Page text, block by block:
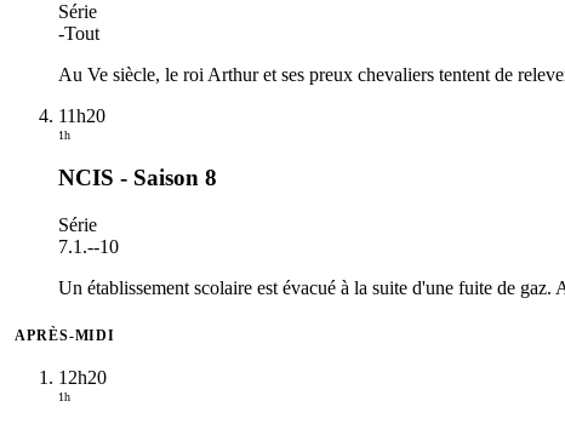
Série
-Tout
Au Ve siècle, le roi Arthur et ses preux chevaliers tentent de
11h20
1h
NCIS - Saison 8
Série
7.1.--10
Un établissement scolaire est évacué à la suite d'une fuite de
APRÈS-MIDI
12h20
1h